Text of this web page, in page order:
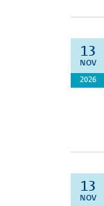
13
NOV
2026
13
NOV